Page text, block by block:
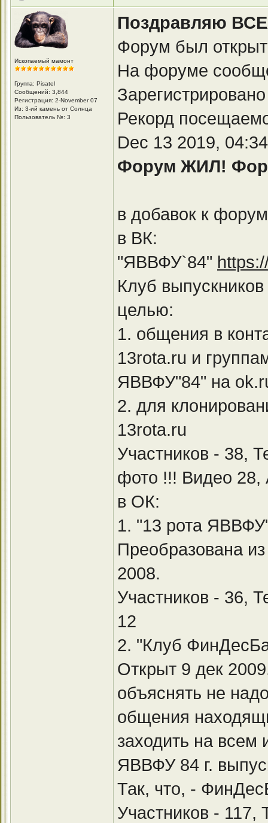
Ископаемый мамонт
Группа: Pisatel
Сообщений: 3,844
Регистрация: 2-November 07
Из: 3-ий камень от Солнца
Пользователь №: 3
Поздравляю
Форум был
На форуме
Рекорд
Dec 13 2019,
Форум ЖИЛ!
в добавок к
в ВК:
"ЯВВФУ`84"
Клуб
целью:
1. общения в
13rota.ru и
ЯВВФУ"84" на
2. для
13rota.ru
Участников - 38,
фото !!! Видео 28,
в ОК:
1. "13 рота
Преобразована
2008.
Участников - 36,
12
2. "Клуб
Открыт 9 дек
объяснять не
общения
заходить на
ЯВВФУ 84 г.
Так, что, -
Участников -